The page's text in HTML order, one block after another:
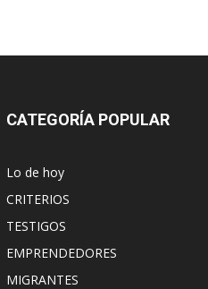
CATEGORÍA POPULAR
Lo de hoy
CRITERIOS
TESTIGOS
EMPRENDEDORES
MIGRANTES